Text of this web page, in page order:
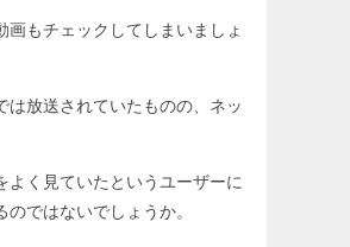
もチェックしてしまいましょ
放送されていたものの、ネッ
よく見ていたというユーザーに
ではないでしょうか。